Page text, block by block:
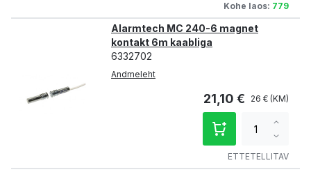
Kohe laos: 779
Alarmtech MC 240-6 magnet
kontakt 6m kaabliga
6332702
Andmeleht
21,10 € 26 €
ETTETELLITAV
qty